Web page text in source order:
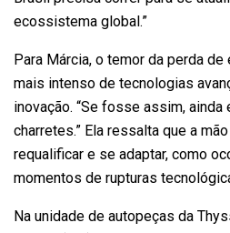
ecossistema global.”
Para Márcia, o temor da perda
mais intenso de tecnologias
inovação. “Se fosse assim,
charretes.” Ela ressalta que a
requalificar e se adaptar, como
momentos de rupturas
Na unidade de autopeças da